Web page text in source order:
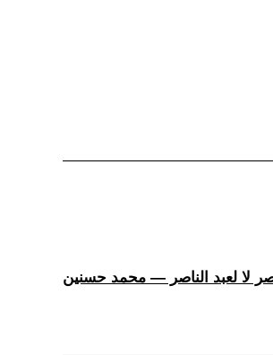
لا لعبد الناصر — محمد حسنين